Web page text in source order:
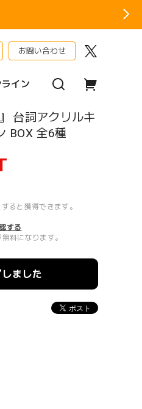
お問い合わせ
イン
台詞アクリルキ
BOX 全6種
ると獲得できます。
する
料になります。
ました